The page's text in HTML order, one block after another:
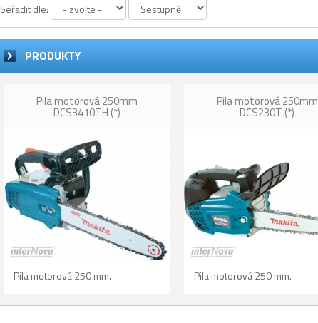
Seřadit dle:
PRODUKTY
Pila motorová 250mm
DCS3410TH (*)
Pila motorová 250 mm.
Pila motorová 250mm
DCS230T (*)
Pila motorová 250 mm.